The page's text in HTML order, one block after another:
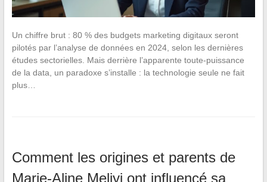
Un chiffre brut : 80 % des budgets marketing digitaux seront
pilotés par l’analyse de données en 2024, selon les dernières
études sectorielles. Mais derrière l’apparente toute-puissance
de la data, un paradoxe s’installe : la technologie seule ne fait
plus…
Comment les origines et parents de
Marie-Aline Meliyi ont influencé sa